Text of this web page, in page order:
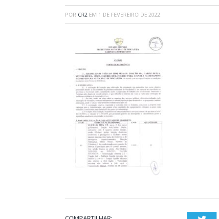
POR CR2 EM 1 DE FEVEREIRO DE 2022